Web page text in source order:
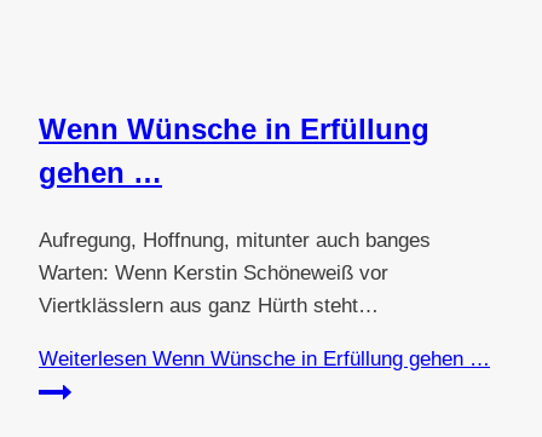
Wenn Wünsche in Erfüllung
gehen …
Aufregung, Hoffnung, mitunter auch banges
Warten: Wenn Kerstin Schöneweiß vor
Viertklässlern aus ganz Hürth steht…
Weiterlesen Wenn Wünsche in Erfüllung gehen …